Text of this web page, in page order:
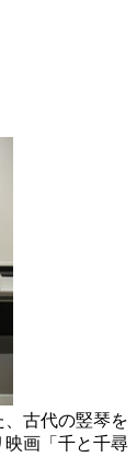
古代の竪琴を
映画「千と千尋